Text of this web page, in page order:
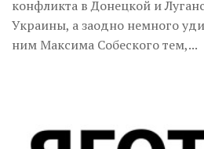
конфликта в Донецкой и
Украины, а заодно немного
ним Максима Собеского тем,...